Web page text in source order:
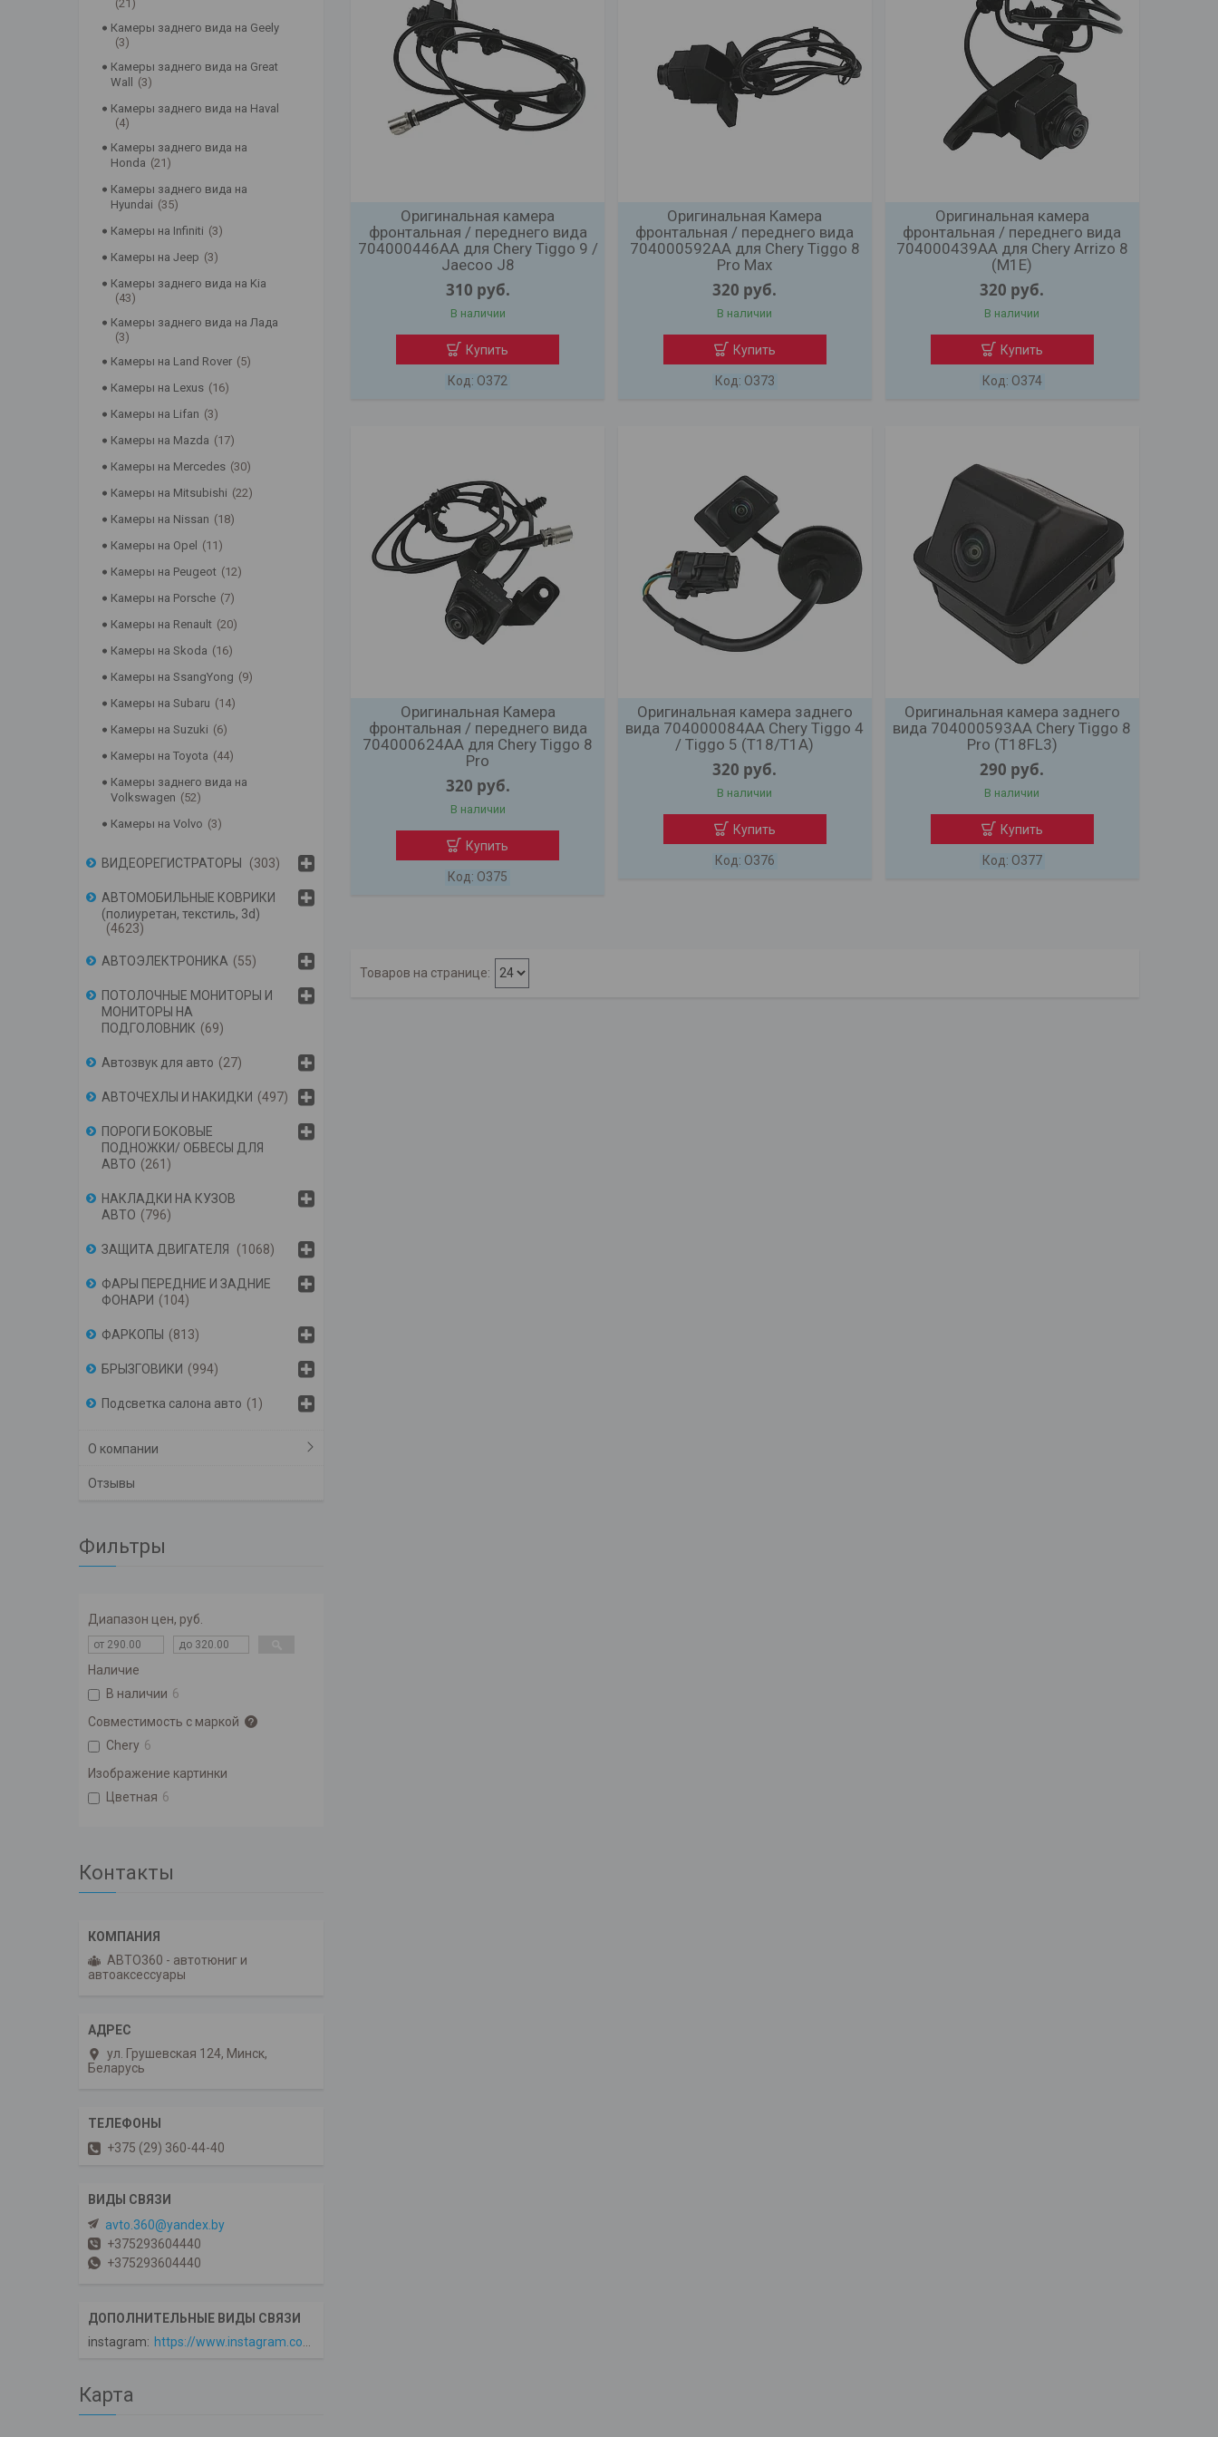
Оригинальная камера
фронтальная / переднего вида
704000446AA для Chery Tiggo 9 /
Jaесoо J8
310 руб.
В наличии
Купить
O372
Оригинальная Камера
фронтальная / переднего вида
704000592AA для Chery Tiggo 8
Pro Max
320 руб.
В наличии
Купить
O373
Оригинальная камера
фронтальная / переднего вида
704000439AA для Chery Arrizo 8
(M1E)
320 руб.
В наличии
Купить
O374
Оригинальная Камера
фронтальная / переднего вида
704000624AA для Chery Tiggo 8
Pro
320 руб.
В наличии
Купить
O375
Оригинальная камера заднего
вида 704000084AA Chery Tiggo 4
/ Tiggo 5 (T18/T1A)
320 руб.
В наличии
Купить
O376
Оригинальная камера заднего
вида 704000593AA Chery Tiggo 8
Pro (T18FL3)
290 руб.
В наличии
Купить
O377
21
Камеры заднего вида на Geely
3
Камеры заднего вида на Great
Wall
3
Камеры заднего вида на Haval
4
Камеры заднего вида на
Honda
21
Камеры заднего вида на
Hyundai
35
Камеры на Infiniti
3
Камеры на Jeep
3
Камеры заднего вида на Kia
43
Камеры заднего вида на Лада
3
Камеры на Land Rover
5
Камеры на Lexus
16
Камеры на Lifan
3
Камеры на Mazda
17
Камеры на Mercedes 30
Камеры на Mitsubishi
22
Камеры на Nissan
18
Камеры на Opel
11
Камеры на Peugeot
12
Камеры на Porsche
7
Камеры на Renault 20
Камеры на Skoda
16
Камеры на SsangYong
9
Камеры на Subaru
14
Камеры на Suzuki
6
Камеры на Toyota
44
Камеры заднего вида на
Volkswagen
52
Камеры на Volvo
3
ВИДЕОРЕГИСТРАТОРЫ 303
АВТОМОБИЛЬНЫЕ КОВРИКИ
(полиуретан, текстиль, 3d)
4623
АВТОЭЛЕКТРОНИКА 55
ПОТОЛОЧНЫЕ МОНИТОРЫ И
МОНИТОРЫ НА
ПОДГОЛОВНИК
69
Автозвук для авто 27
АВТОЧЕХЛЫ И НАКИДКИ 497
ПОРОГИ БОКОВЫЕ
ПОДНОЖКИ/ ОБВЕСЫ ДЛЯ
АВТО
261
НАКЛАДКИ НА КУЗОВ
АВТО
796
ЗАЩИТА ДВИГАТЕЛЯ 1068
ФАРЫ ПЕРЕДНИЕ И ЗАДНИЕ
ФОНАРИ
104
ФАРКОПЫ 813
БРЫЗГОВИКИ 994
Подсветка салона авто 1
О компании
Отзывы
Фильтры
Диапазон цен, руб.
Наличие
В наличии 6
Совместимость с маркой
Chery 6
Изображение картинки
Цветная 6
Контакты
АВТО360 - автотюниг и
автоаксессуары
ул. Грушевская 124, Минск,
Беларусь
+375 (29) 360-44-40
avto.360@yandex.by
+375293604440
+375293604440
instagram https://www.instagram.com/avto360
Карта